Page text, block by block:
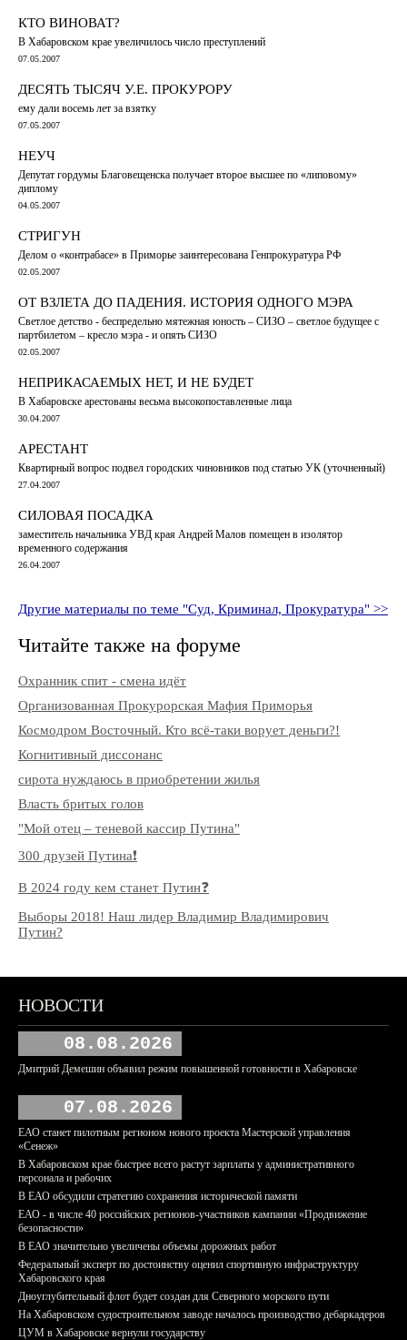
КТО ВИНОВАТ?
В Хабаровском крае увеличилось число преступлений
07.05.2007
ДЕСЯТЬ ТЫСЯЧ У.Е. ПРОКУРОРУ
ему дали восемь лет за взятку
07.05.2007
НЕУЧ
Депутат гордумы Благовещенска получает второе высшее по «липовому»
диплому
04.05.2007
СТРИГУН
Делом о «контрабасе» в Приморье заинтересована Генпрокуратура РФ
02.05.2007
ОТ ВЗЛЕТА ДО ПАДЕНИЯ. ИСТОРИЯ ОДНОГО МЭРА
Cветлое детство - беспредельно мятежная юность – СИЗО – светлое будущее с
партбилетом – кресло мэра - и опять СИЗО
02.05.2007
НЕПРИКАСАЕМЫХ НЕТ, И НЕ БУДЕТ
В Хабаровске арестованы весьма высокопоставленные лица
30.04.2007
АРЕСТАНТ
Квартирный вопрос подвел городских чиновников под статью УК (уточненный)
27.04.2007
СИЛОВАЯ ПОСАДКА
заместитель начальника УВД края Андрей Малов помещен в изолятор
временного содержания
26.04.2007
Другие материалы по теме "Суд, Криминал, Прокуратура" >>
Читайте также на форуме
Охранник спит - смена идёт
Организованная Прокурорская Мафия Приморья
Космодром Восточный. Кто всё-таки ворует деньги?!
Когнитивный диссонанс
сирота нуждаюсь в приобретении жилья
Власть бритых голов
"Мой отец – теневой кассир Путина"
300 друзей Путина❗️
В 2024 году кем станет Путин❓
Выборы 2018! Наш лидер Владимир Владимирович
Путин?
НОВОСТИ
08.08.2026
Дмитрий Демешин объявил режим повышенной готовности в Хабаровске
07.08.2026
ЕАО станет пилотным регионом нового проекта Мастерской управления
«Сенеж»
В Хабаровском крае быстрее всего растут зарплаты у административного
персонала и рабочих
В ЕАО обсудили стратегию сохранения исторической памяти
ЕАО - в числе 40 российских регионов-участников кампании «Продвижение
безопасности»
В ЕАО значительно увеличены объемы дорожных работ
Федеральный эксперт по достоинству оценил спортивную инфраструктуру
Хабаровского края
Дноуглубительный флот будет создан для Северного морского пути
На Хабаровском судостроительном заводе началось производство дебаркадеров
ЦУМ в Хабаровске вернули государству